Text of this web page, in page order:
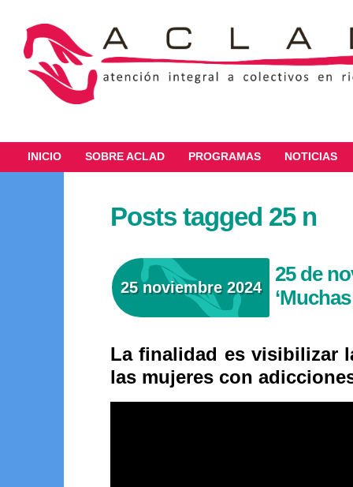
INICIO SOBRE ACLAD PROGRAMAS NOTICIAS
Posts tagged 25 n
25 noviembre 2024
25 de
La finalidad es visibilizar
las mujeres con